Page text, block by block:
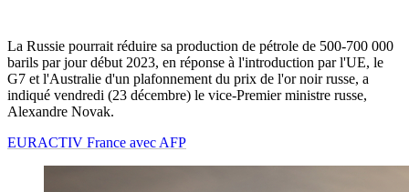
La Russie pourrait réduire sa production de pétrole de 500-700 000
barils par jour début 2023, en réponse à l'introduction par l'UE, le
G7 et l'Australie d'un plafonnement du prix de l'or noir russe, a
indiqué vendredi (23 décembre) le vice-Premier ministre russe,
Alexandre Novak.
EURACTIV France avec AFP